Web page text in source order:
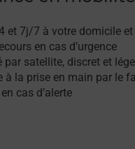
et 7j/7 à votre domicile
en cas d’urgence
par satellite, discret et
à la prise en main par le
cas d’alerte